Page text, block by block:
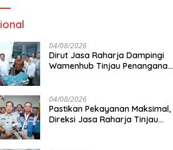
04/08/2026
Dirut Jasa Raharja Dampingi
Wamenhub Tinjau Penanganan
04/08/2026
Pastikan Pekayanan Maksimal,
Direksi Jasa Raharja Tinjau